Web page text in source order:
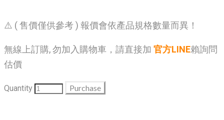
⚠️ ( 售價僅供參考 ) 報價會依產品規格數量而異！
無線上訂購, 勿加入購物車，請直接加 官方LINE賴詢問
估價
Quantity Purchase